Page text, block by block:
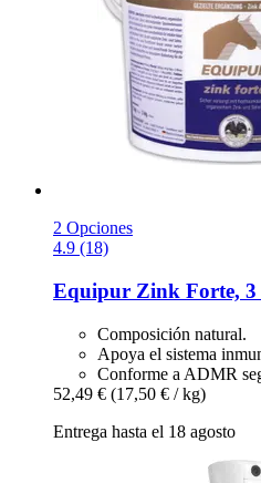
2 Opciones
4.9 (18)
Equipur Zink Forte, 3
Composición natural.
Apoya el sistema
Conforme a ADMR
52,49 € (17,50 € / kg)
Entrega hasta el 18 agosto